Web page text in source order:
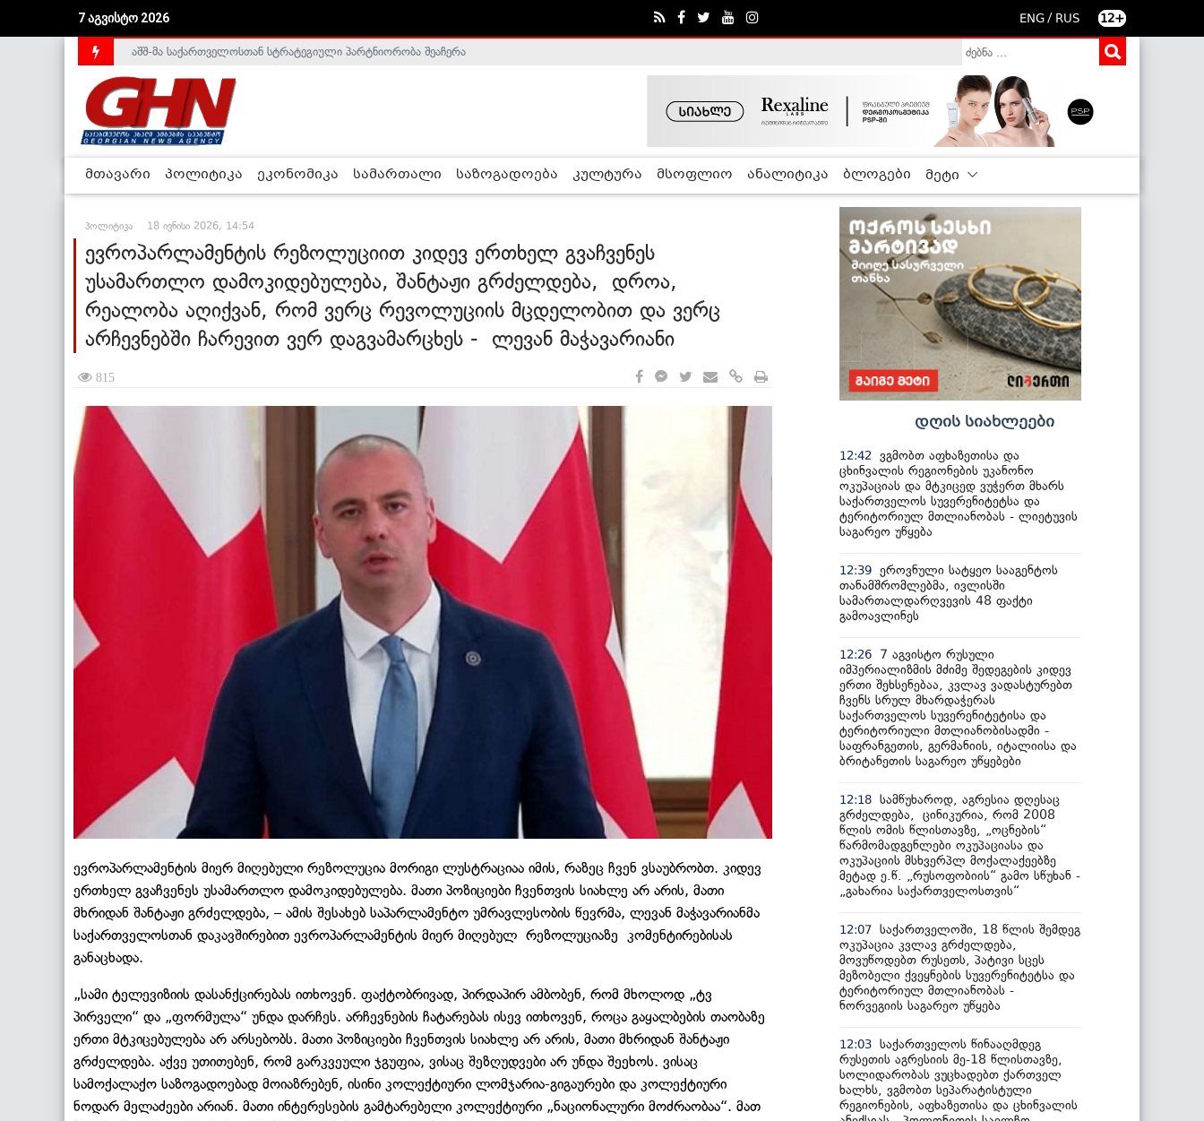
7 აგვისტო 2026 ENG / RUS 12+
საქართველოს დე-ფაქტო მთავრობა არალეგიტიმურია - ჰელსინკის კომისია
მთავარი პოლიტიკა ეკონომიკა სამართალი საზოგადოება კულტურა მსოფლიო ანალიტიკა ბლოგები მეტი
პოლიტიკა 18 ივნისი 2026, 14:54
ევროპარლამენტის რეზოლუციით კიდევ ერთხელ გვაჩვენეს
უსამართლო დამოკიდებულება, შანტაჟი გრძელდება, დროა,
რეალობა აღიქვან, რომ ვერც რევოლუციის მცდელობით და ვერც
არჩევნებში ჩარევით ვერ დაგვამარცხეს - ლევან მაჭავარიანი
815
ევროპარლამენტის მიერ მიღებული რეზოლუცია მორიგი ლუსტრაციაა იმის, რაზეც ჩვენ ვსაუბრობთ. კიდევ
ერთხელ გვაჩვენეს უსამართლო დამოკიდებულება. მათი პოზიციები ჩვენთვის სიახლე არ არის, მათი
მხრიდან შანტაჟი გრძელდება, – ამის შესახებ საპარლამენტო უმრავლესობის წევრმა, ლევან მაჭავარიანმა
საქართველოსთან დაკავშირებით ევროპარლამენტის მიერ მიღებულ რეზოლუციაზე კომენტირებისას
განაცხადა.
„სამი ტელევიზიის დასანქცირებას ითხოვენ. ფაქტობრივად, პირდაპირ ამბობენ, რომ მხოლოდ „ტვ
პირველი“ და „ფორმულა“ უნდა დარჩეს. არჩევნების ჩატარებას ისევ ითხოვენ, როცა გაყალბების თაობაზე
ერთი მტკიცებულება არ არსებობს. მათი პოზიციები ჩვენთვის სიახლე არ არის, მათი მხრიდან შანტაჟი
გრძელდება. აქვე უთითებენ, რომ გარკვეული ჯგუფია, ვისაც შეზღუდვები არ უნდა შეეხოს. ვისაც
სამოქალაქო საზოგადოებად მოიაზრებენ, ისინი კოლექტიური ლომჯარია-გიგაურები და კოლექტიური
ნოდარ მელაძეები არიან. მათი ინტერესების გამტარებელი კოლექტიური „ნაციონალური მოძრაობაა“. მათ
დღის სიახლეები
12:42
ვგმობთ აფხაზეთისა და
ცხინვალის რეგიონების უკანონო
ოკუპაციას და მტკიცედ ვუჭერთ მხარს
საქართველოს სუვერენიტეტსა და
ტერიტორიულ მთლიანობას - ლიეტუვის
საგარეო უწყება
12:39 ეროვნული სატყეო სააგენტოს
თანამშრომლებმა, ივლისში
სამართალდარღვევის 48 ფაქტი
გამოავლინეს
12:26
7 აგვისტო რუსული
იმპერიალიზმის მძიმე შედეგების კიდევ
ერთი შეხსენებაა, კვლავ ვადასტურებთ
ჩვენს სრულ მხარდაჭერას
საქართველოს სუვერენიტეტისა და
ტერიტორიული მთლიანობისადმი -
საფრანგეთის, გერმანიის, იტალიისა და
ბრიტანეთის საგარეო უწყებები
12:18 სამწუხაროდ, აგრესია დღესაც
გრძელდება, ცინიკურია, რომ 2008
წლის ომის წლისთავზე, „ოცნების“
წარმომადგენლები ოკუპაციასა და
ოკუპაციის მსხვერპლ მოქალაქეებზე
მეტად ე.წ. „რუსოფობიის“ გამო სწუხან -
„გახარია საქართველოსთვის“
12:07 საქართველოში, 18 წლის შემდეგ
ოკუპაცია კვლავ გრძელდება,
მოვუწოდებთ რუსეთს, პატივი სცეს
მეზობელი ქვეყნების სუვერენიტეტსა და
ტერიტორიულ მთლიანობას -
ნორვეგიის საგარეო უწყება
12:03 საქართველოს წინააღმდეგ
რუსეთის აგრესიის მე-18 წლისთავზე,
სოლიდარობას ვუცხადებთ ქართველ
ხალხს, ვგმობთ სეპარატისტული
რეგიონების, აფხაზეთისა და ცხინვალის